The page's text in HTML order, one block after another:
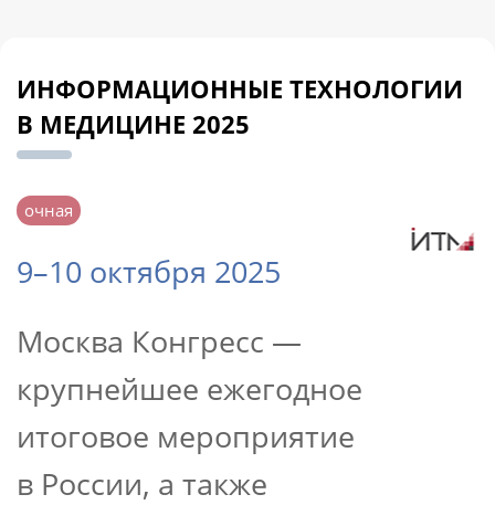
ИНФОРМАЦИОННЫЕ ТЕХНОЛОГИИ
В МЕДИЦИНЕ 2025
очная
9–10 октября 2025
Москва Конгресс —
крупнейшее ежегодное
итоговое мероприятие
в России, а также